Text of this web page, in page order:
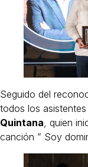
Seguido del
todos los
Quintana , quien
canción ” Soy